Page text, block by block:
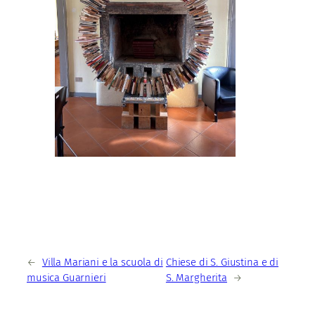
← Villa Mariani e la scuola di
musica Guarnieri
Chiese di S. Giustina e di
S. Margherita
→